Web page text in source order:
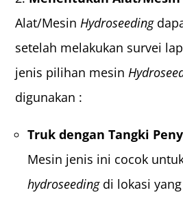
Alat/MesinHydroseeding
setelah melakukan survei
jenis pilihan mesin
digunakan :
Truk dengan Tangki
Mesin jenis ini cocok
hydroseedingdi lokasi